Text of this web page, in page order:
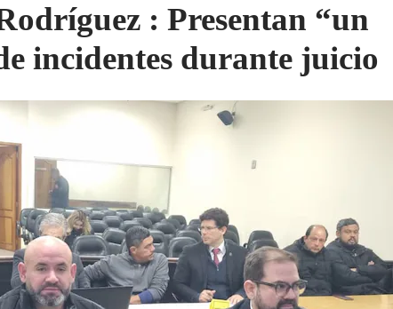
: Presentan “un
incidentes durante juicio